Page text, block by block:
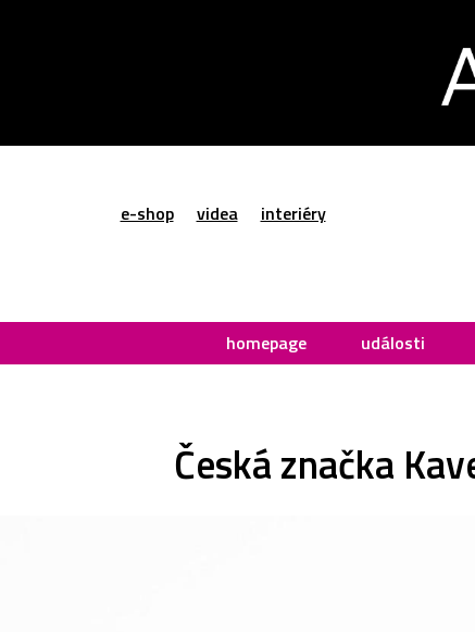
e-shop videa interiéry
homepage události
Česká značka